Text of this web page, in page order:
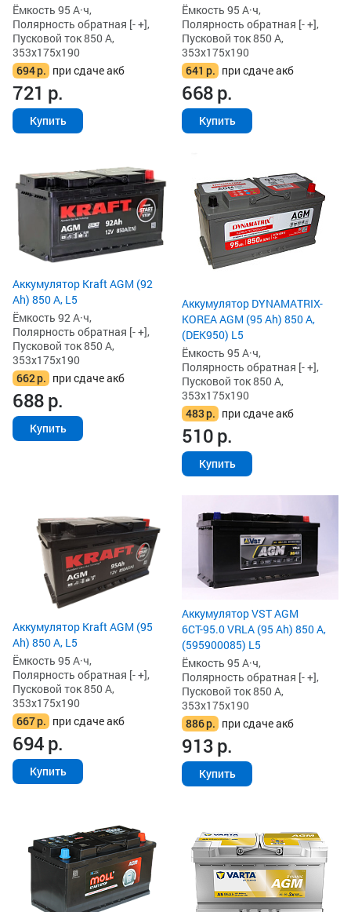
Ёмкость 95 А·ч,
Полярность обратная [- +],
Пусковой ток 850 А,
353x175x190
694р. при сдаче акб
721 р.
Купить
Ёмкость 95 А·ч,
Полярность обратная [- +],
Пусковой ток 850 А,
353x175x190
641 р. при сдаче акб
668р.
Купить
Аккумулятор Kraft AGM (92
Ah) 850 А, L5
Ёмкость 92 А·ч,
Полярность обратная [- +],
Пусковой ток 850 А,
353x175x190
662р. при сдаче акб
688р.
Купить
Аккумулятор DYNAMATRIX-
KOREA AGM (95 Ah) 850 А,
(DEK950) L5
Ёмкость 95 А·ч,
Полярность обратная [- +],
Пусковой ток 850 А,
353x175x190
483р. при сдаче акб
510р.
Купить
Аккумулятор Kraft AGM (95
Ah) 850 А, L5
Ёмкость 95 А·ч,
Полярность обратная [- +],
Пусковой ток 850 А,
353x175x190
667р. при сдаче акб
694р.
Купить
Аккумулятор VST AGM
6СТ-95.0 VRLA (95 Ah) 850 А,
(595900085) L5
Ёмкость 95 А·ч,
Полярность обратная [- +],
Пусковой ток 850 А,
353x175x190
886р. при сдаче акб
913р.
Купить